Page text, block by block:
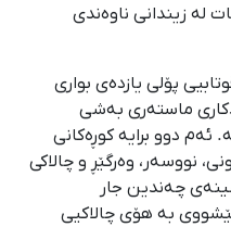
لە زیندانى ناوەندی
تەمەن ١٧ ساڵە، قوتابیی پۆلی یازدەی بوارى
ماستەری بەشی
ئەم دوو برایە کوڕەکانی
نووسەر، وەرگێڕ و چالاکی
چەندین جار
بە هۆی چالاکیی